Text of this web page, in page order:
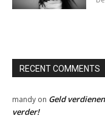
RECENT COMMENTS
mandy on Geld
verder!